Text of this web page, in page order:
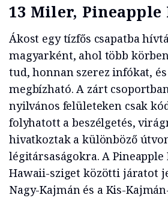
13 Miler, Pineapple
Ákost egy tízfős csapatba
magyarként, ahol több
tud, honnan szerez infókat,
megbízható. A zárt
nyilvános felületeken csak
folyhatott a beszélgetés,
hivatkoztak a különböző
légitársaságokra. A
Hawaii-sziget közötti járatot
Nagy-Kajmán és a Kis-